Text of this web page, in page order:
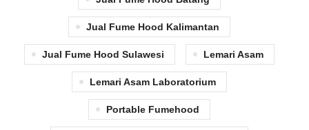
Jual Fume Hood Kalimantan
Jual Fume Hood Sulawesi Lemari Asam
Lemari Asam Laboratorium
Portable Fumehood